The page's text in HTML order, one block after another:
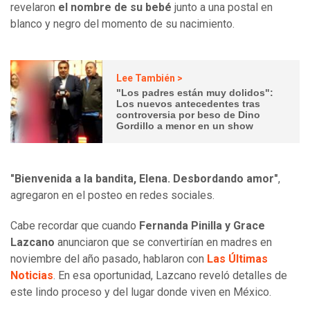
revelaron el nombre de su bebé junto a una postal en
blanco y negro del momento de su nacimiento.
Lee También >
"Los padres están muy dolidos":
Los nuevos antecedentes tras
controversia por beso de Dino
Gordillo a menor en un show
"Bienvenida a la bandita, Elena. Desbordando amor",
agregaron en el posteo en redes sociales.
Cabe recordar que cuando Fernanda Pinilla y Grace
Lazcano anunciaron que se convertirían en madres en
noviembre del año pasado, hablaron con Las Últimas
Noticias. En esa oportunidad, Lazcano reveló detalles de
este lindo proceso y del lugar donde viven en México.